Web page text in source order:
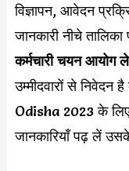
विज्ञापन, आवेदन
जानकारी नीचे
कर्मचारी चयन आयोग
उम्मीदवारों से
Odisha 2023 के
जानकारियाँ पढ़ लें